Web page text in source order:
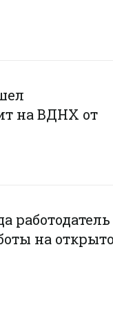
на ВДНХ от
работодатель
на